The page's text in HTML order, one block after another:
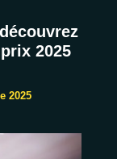
2025
2025